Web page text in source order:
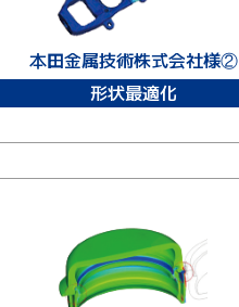
本田金属技術株式会社様②
形状最適化